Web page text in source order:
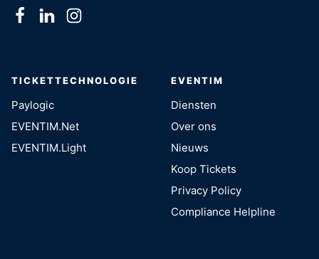
TICKETTECHNOLOGIE
Paylogic
EVENTIM.Net
EVENTIM.Light
EVENTIM
Diensten
Over ons
Nieuws
Koop Tickets
Privacy Policy
Compliance Helpline